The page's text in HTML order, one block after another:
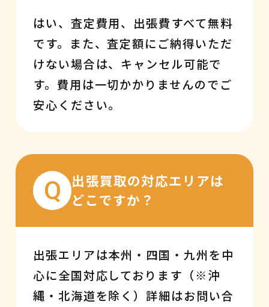
はい、査定費用、出張費すべて無料
です。また、査定額にご納得いただ
けない場合は、キャンセル可能で
す。費用は一切かかりませんのでご
安心ください。
Q
出張買取の対応エリアは
どこですか？
出張エリアは本州・四国・九州を中
心に全国対応しております（※沖
縄・北海道を除く）詳細はお問い合